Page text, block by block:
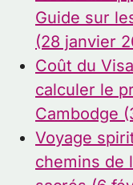
Guide sur
(28 janvier
Coût du
calculer le
Cambodge
Voyage
chemins de